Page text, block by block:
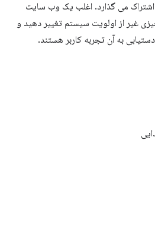
می گذارد. اغلب یک وب سایت
غیر از اولویت سیستم تغییر دهید و
به آن تجربه کاربر هستند.